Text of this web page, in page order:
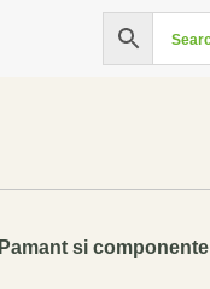
Pamant si componente